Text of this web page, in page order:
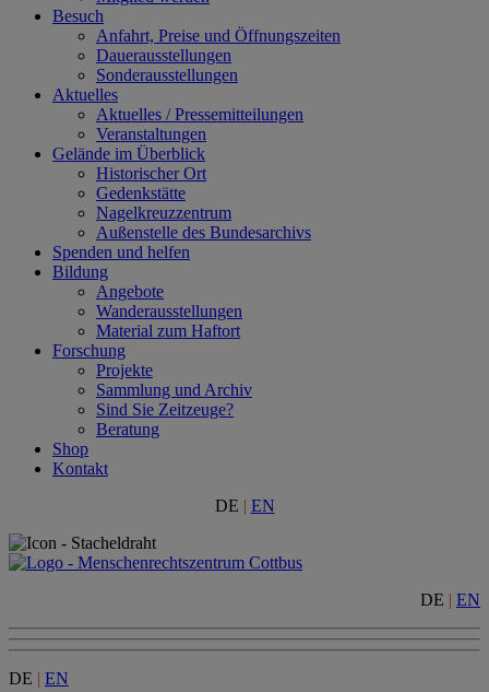
Besuch
Anfahrt, Preise und Öffnungszeiten
Dauerausstellungen
Sonderausstellungen
Aktuelles
Aktuelles / Pressemitteilungen
Veranstaltungen
Gelände im Überblick
Historischer Ort
Gedenkstätte
Nagelkreuzzentrum
Außenstelle des Bundesarchivs
Spenden und helfen
Bildung
Angebote
Wanderausstellungen
Material zum Haftort
Forschung
Projekte
Sammlung und Archiv
Sind Sie Zeitzeuge?
Beratung
Shop
Kontakt
DE | EN
DE | EN
DE | EN